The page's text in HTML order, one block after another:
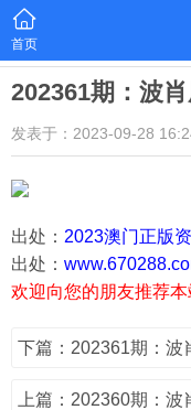
首页
202361期：波
发表于：2023-09-28
出处： 2023澳门正版
出处：
欢迎向您的朋友推荐本
下篇：202361期：波
上篇：202360期：波